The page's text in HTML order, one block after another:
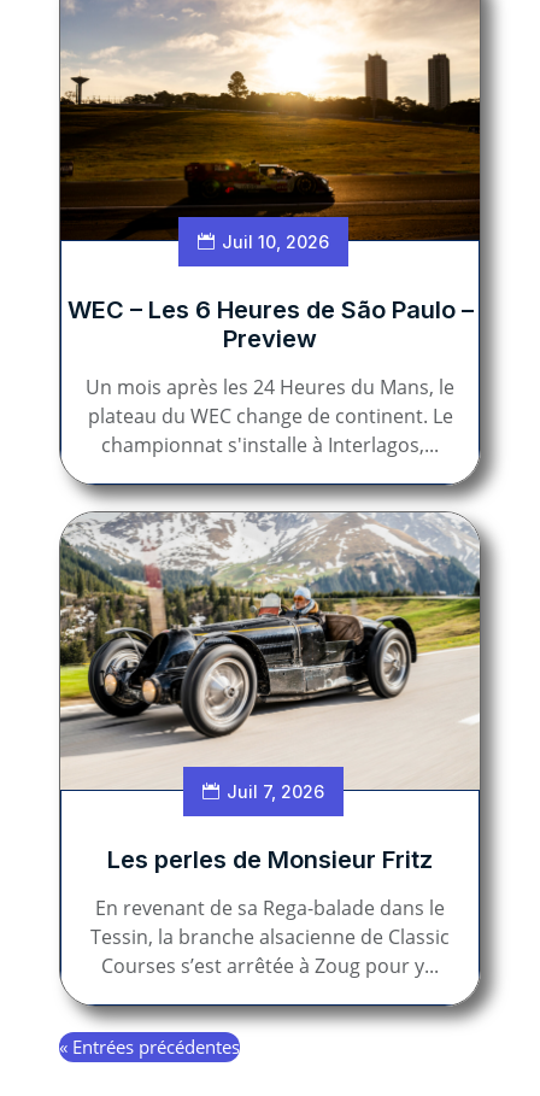
Juil 10, 2026
WEC – Les 6 Heures de São Paulo –
Preview
Un mois après les 24 Heures du Mans, le
plateau du WEC change de continent. Le
championnat s'installe à Interlagos,...
Juil 7, 2026
Les perles de Monsieur Fritz
En revenant de sa Rega-balade dans le
Tessin, la branche alsacienne de Classic
Courses s’est arrêtée à Zoug pour y...
« Entrées précédentes